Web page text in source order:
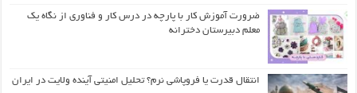
ضرورت آموزش کار با پارچه در درس کار و فناوری از نگاه یک
معلم دبیرستان دخترانه
انتقال قدرت یا فروپاشی نرم؟ تحلیل امنیتی آینده ولایت در ایران